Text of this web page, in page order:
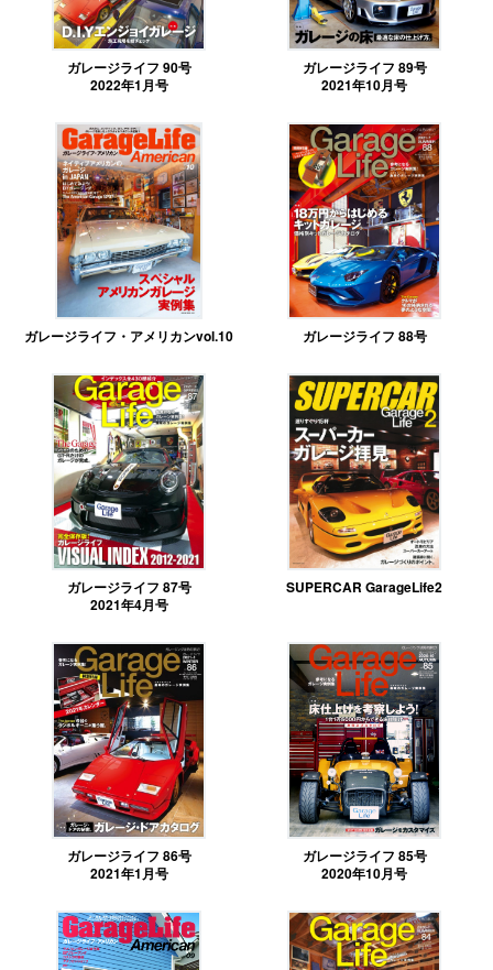
ガレージライフ 90号
2022年1月号
ガレージライフ 89号
2021年10月号
ガレージライフ・アメリカンvol.10 ガレージライフ 88号
ガレージライフ 87号
2021年4月号
SUPERCAR GarageLife2
ガレージライフ 86号
2021年1月号
ガレージライフ 85号
2020年10月号